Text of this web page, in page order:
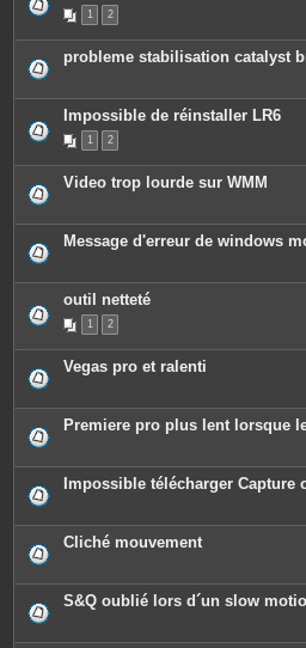
1 2
probleme stabilisation catalyst
Impossible de réinstaller LR6
1 2
Video trop lourde sur WMM
Message d'erreur de windows
outil netteté
1 2
Vegas pro et ralenti
Premiere pro plus lent lorsque
Impossible télécharger Capture
Cliché mouvement
S&Q oublié lors d´un slow